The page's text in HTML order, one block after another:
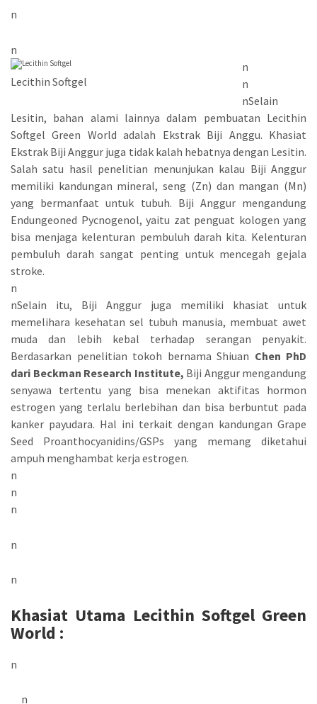
n
n
n
Lecithin Softgel
n
nSelain
Lesitin, bahan alami lainnya dalam pembuatan Lecithin
Softgel Green World adalah Ekstrak Biji Anggu. Khasiat
Ekstrak Biji Anggur juga tidak kalah hebatnya dengan Lesitin.
Salah satu hasil penelitian menunjukan kalau Biji Anggur
memiliki kandungan mineral, seng (Zn) dan mangan (Mn)
yang bermanfaat untuk tubuh. Biji Anggur mengandung
Endungeoned Pycnogenol, yaitu zat penguat kologen yang
bisa menjaga kelenturan pembuluh darah kita. Kelenturan
pembuluh darah sangat penting untuk mencegah gejala
stroke.
n
nSelain itu, Biji Anggur juga memiliki khasiat untuk
memelihara kesehatan sel tubuh manusia, membuat awet
muda dan lebih kebal terhadap serangan penyakit.
Berdasarkan penelitian tokoh bernama Shiuan Chen PhD
dari Beckman Research Institute, Biji Anggur mengandung
senyawa tertentu yang bisa menekan aktifitas hormon
estrogen yang terlalu berlebihan dan bisa berbuntut pada
kanker payudara. Hal ini terkait dengan kandungan Grape
Seed Proanthocyanidins/GSPs yang memang diketahui
ampuh menghambat kerja estrogen.
n
n
n
n
n
Khasiat Utama Lecithin Softgel Green
World :
n
n